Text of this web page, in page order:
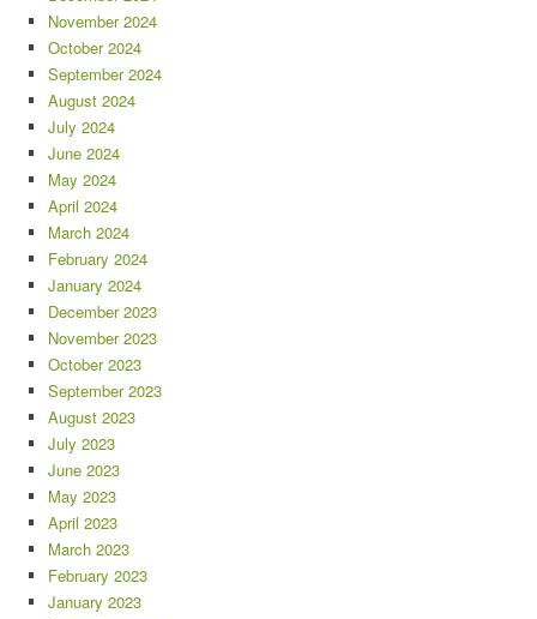
November 2024
October 2024
September 2024
August 2024
July 2024
June 2024
May 2024
April 2024
March 2024
February 2024
January 2024
December 2023
November 2023
October 2023
September 2023
August 2023
July 2023
June 2023
May 2023
April 2023
March 2023
February 2023
January 2023